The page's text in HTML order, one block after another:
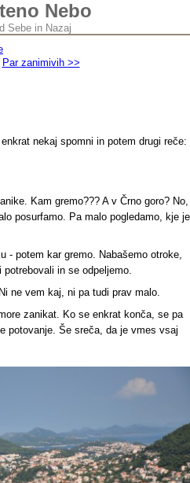
Nebo
Sebe in Nazaj
Par zanimivih >>
nekaj spomni in potem drugi reče:
Kam gremo??? A v Črno goro? No,
posurfamo. Pa malo pogledamo, kje je
- potem kar gremo. Nabašemo otroke,
in se odpeljemo.
ne vem kaj, ni pa tudi prav malo.
zanikat. Ko se enkrat konča, se pa
potovanje. Še sreča, da je vmes vsaj